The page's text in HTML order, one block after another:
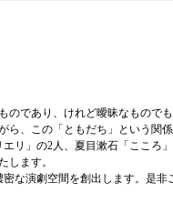
であり、けれど曖昧なもので
ら、この「ともだち」という関
リ」の2人、夏目漱石「こころ
します。
な演劇空間を創出します。是非